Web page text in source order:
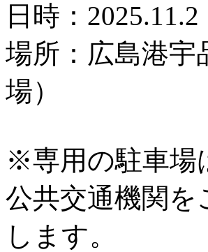
日時：
場所：広島港
場）
※専用の駐車場
公共交通機関
します。